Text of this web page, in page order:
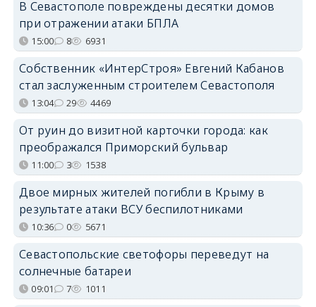
В Севастополе повреждены десятки домов
при отражении атаки БПЛА
15:00 8 6931
Собственник «ИнтерСтроя» Евгений Кабанов
стал заслуженным строителем Севастополя
13:04 29 4469
От руин до визитной карточки города: как
преображался Приморский бульвар
11:00 3 1538
Двое мирных жителей погибли в Крыму в
результате атаки ВСУ беспилотниками
10:36 0 5671
Севастопольские светофоры переведут на
солнечные батареи
09:01 7 1011